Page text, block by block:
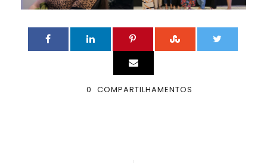
0 COMPARTILHAMENTOS